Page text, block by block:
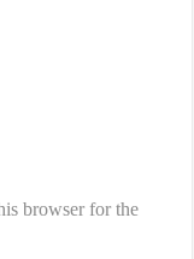
browser for the